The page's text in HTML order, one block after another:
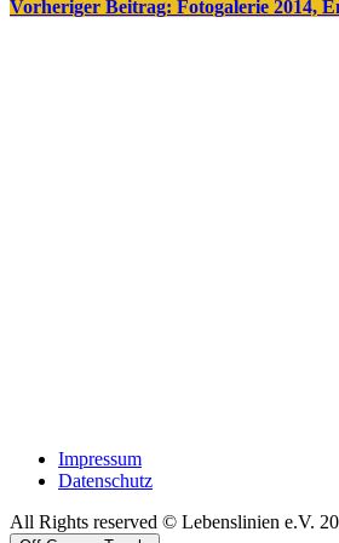
Vorheriger Beitrag: Fotogalerie 2014,
Impressum
Datenschutz
All Rights reserved © Lebenslinien e.V.